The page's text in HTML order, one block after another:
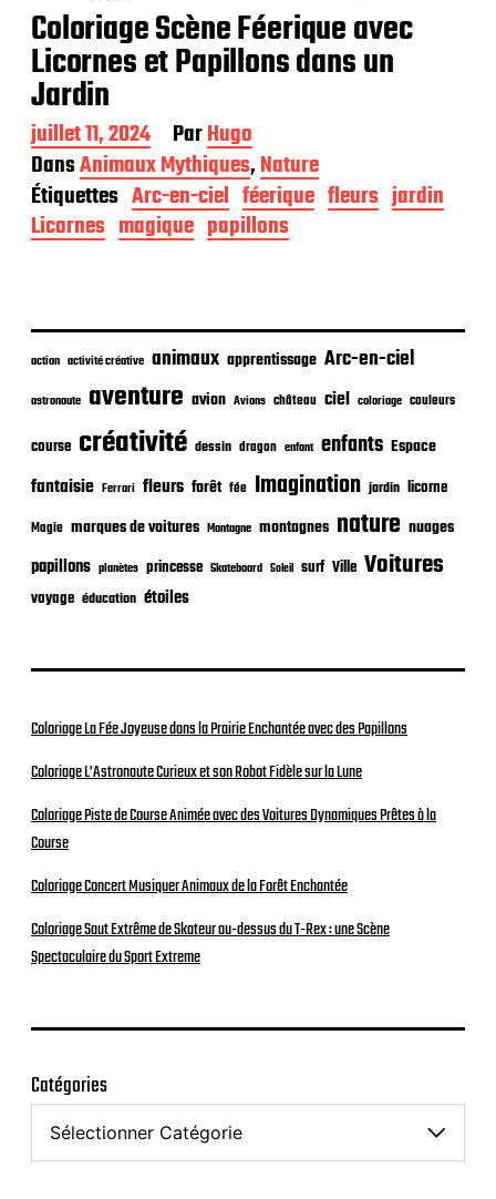
Coloriage Scène Féerique avec
Licornes et Papillons dans un
Jardin
D
a
t
e
d
e
l
i
a
i
n
juillet 11, 2024 ParHugo
DansAnimaux Mythiques,Nature
Étiquettes Arc-en-ciel féerique fleurs jardin
Licornes magique papillons
action activité créative animaux apprentissage Arc-en-ciel
astronaute aventure avion Avions château ciel coloriage couleurs
course créativité dessin dragon enfant enfants Espace
fantaisie Ferrari fleurs forêt fée Imagination jardin licorne
Magie marques de voitures Montagne montagnes nature nuages
papillons planètes princesse Skateboard Soleil surf Ville Voitures
voyage éducation étoiles
Coloriage La Fée Joyeuse dans la Prairie Enchantée avec des Papillons
Coloriage L’Astronaute Curieux et son Robot Fidèle sur la Lune
Coloriage Piste de Course Animée avec des Voitures Dynamiques Prêtes à la
Course
Coloriage Concert Musiquer Animaux de la Forêt Enchantée
Coloriage Saut Extrême de Skateur au-dessus du T-Rex : une Scène
Spectaculaire du Sport Extreme
Catégories